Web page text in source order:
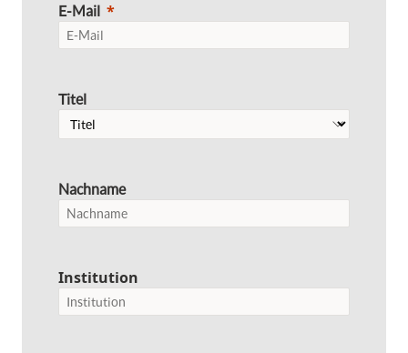
E-Mail
Titel
Nachname
Institution